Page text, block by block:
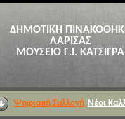
ΔΗΜΟΤΙΚΗ
ΛΑΡΙΣΑΣ
ΜΟΥΣΕΙΟ Γ.Ι. ΚΑΤΣΙΓΡΑ
Ψηφιακή Συλλογή Νέοι